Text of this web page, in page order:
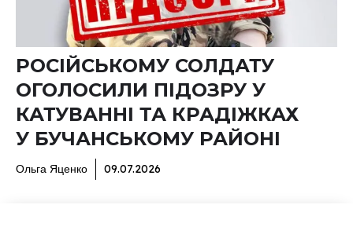
РОСІЙСЬКОМУ СОЛДАТУ
ОГОЛОСИЛИ ПІДОЗРУ У
КАТУВАННІ ТА КРАДІЖКАХ
У БУЧАНСЬКОМУ РАЙОНІ
Ольга Яценко 09.07.2026